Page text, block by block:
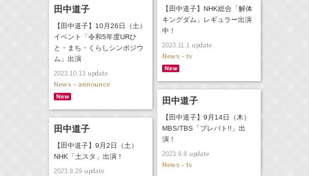
【田中道子】NHK総合「解体
キングダム」レギュラー出演
中！
2023.11.1update
News - tv
田中道子
【田中道子】10月26日（土）
イベント「令和5年度URひ
と・まち・くらしシンポジウ
ム」出演
2023.10.13update
News - announce
田中道子
【田中道子】9月14日（木）
MBS/TBS「プレバト!!」出
演！
2023.9.8update
News - tv
田中道子
【田中道子】9月2日（土）
NHK「土スタ」出演！
2023.8.29update